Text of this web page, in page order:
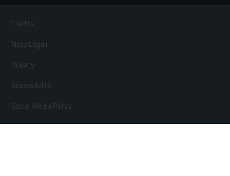
Footer
Menù
orizzontale
Credits
Note Legali
Privacy
Accessibilità
Social Media Policy